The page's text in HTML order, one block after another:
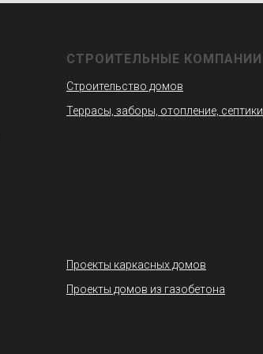
СТРОИТЕЛЬНЫЕ КОМПАНИИ
Строительство домов
Террасы, заборы, отопление, септики
Проекты каркасных домов
Проекты домов из газобетона